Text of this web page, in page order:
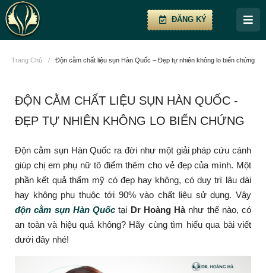
ĐĂNG KÝ
Trang Chủ / Độn cằm chất liệu sụn Hàn Quốc – Đẹp tự nhiên không lo biến chứng
ĐỘN CẰM CHẤT LIỆU SỤN HÀN QUỐC -
ĐẸP TỰ NHIÊN KHÔNG LO BIẾN CHỨNG
Độn cằm sụn Hàn Quốc ra đời như một giải pháp cứu cánh
giúp chị em phụ nữ tô điểm thêm cho vẻ đẹp của mình. Một
phần kết quả thẩm mỹ có đẹp hay không, có duy trì lâu dài
hay không phụ thuộc tới 90% vào chất liệu sử dụng. Vậy
độn cằm sụn Hàn Quốc tại Dr Hoàng Hànhư thế nào, có
an toàn và hiệu quả không? Hãy cùng tìm hiểu qua bài viết
dưới đây nhé!